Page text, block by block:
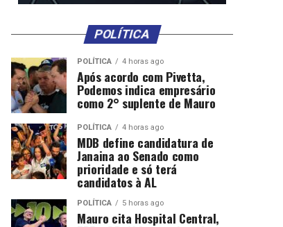
POLÍTICA
POLÍTICA 4 horas ago
Após acordo com Pivetta,
Podemos indica empresário
como 2° suplente de Mauro
POLÍTICA 4 horas ago
MDB define candidatura de
Janaina ao Senado como
prioridade e só terá
candidatos à AL
POLÍTICA 5 horas ago
Mauro cita Hospital Central,